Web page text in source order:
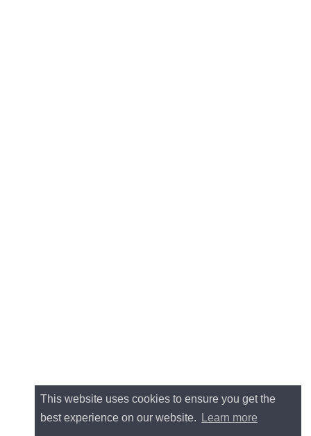
This website uses cookies to ensure you get the
best experience on our website.
Learn more